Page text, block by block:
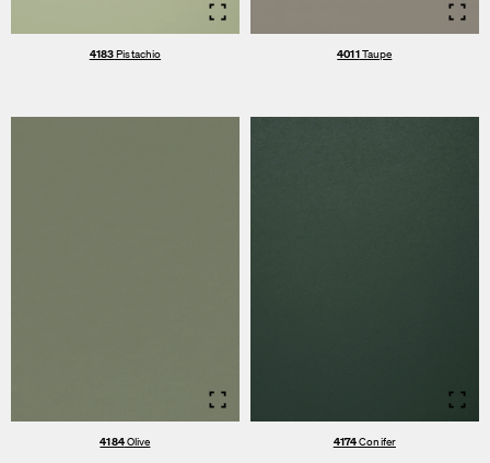
Info
4183Pistachio
Info
4011Taupe
Info
4184Olive
Info
4174Conifer